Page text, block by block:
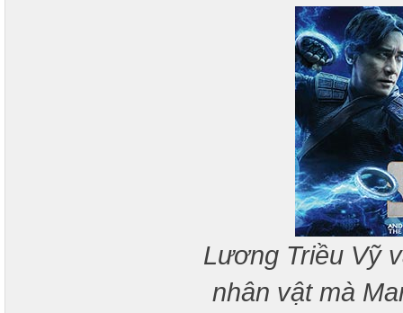
Lương Triều Vỹ
nhân vật mà